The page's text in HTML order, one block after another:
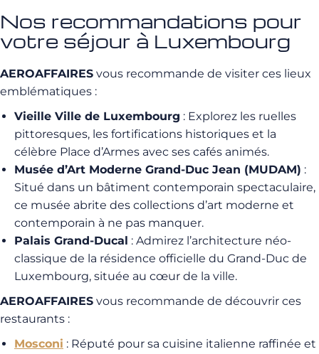
Nos recommandations pour
votre séjour à Luxembourg
AEROAFFAIRES vous recommande de visiter ces lieux
emblématiques :
Vieille Ville de Luxembourg : Explorez les ruelles
pittoresques, les fortifications historiques et la
célèbre Place d’Armes avec ses cafés animés.
Musée d’Art Moderne Grand-Duc Jean (MUDAM) :
Situé dans un bâtiment contemporain spectaculaire,
ce musée abrite des collections d’art moderne et
contemporain à ne pas manquer.
Palais Grand-Ducal : Admirez l’architecture néo-
classique de la résidence officielle du Grand-Duc de
Luxembourg, située au cœur de la ville.
AEROAFFAIRES vous recommande de découvrir ces
restaurants :
Mosconi : Réputé pour sa cuisine italienne raffinée et